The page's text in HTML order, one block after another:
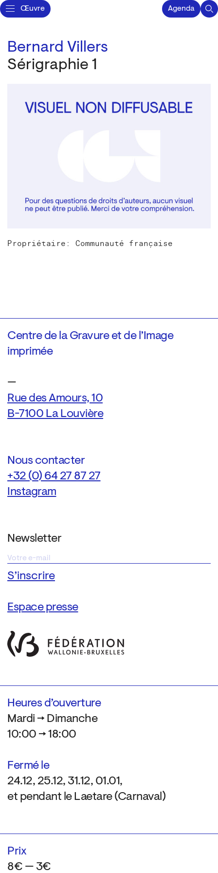
Œuvre Agenda
Bernard Villers
Sérigraphie 1
Propriétaire: Communauté française
Centre de la Gravure et de l’Image
imprimée
—
Rue des Amours, 10
B-7100 La Louvière
Nous contacter
+32 (0) 64 27 87 27
Instagram
Newsletter
Espace presse
Heures d’ouverture
Mardi → Dimanche
10:00 → 18:00
Fermé le
24.12, 25.12, 31.12, 01.01,
et pendant le Laetare (Carnaval)
Prix
8€ — 3€